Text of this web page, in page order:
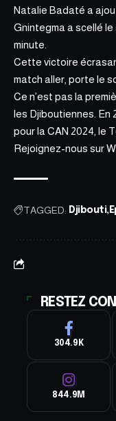
Natalie Badaté a
Gnintegma a scellé
minute.
Cette victoire
match aller, porte le
Ce n’est pas la
les Djiboutiennes. En
pour la CAN 2024, le
Rejoignez-nous sur
TAGGED: Djibouti
RESTEZ
304.9K
844.9M